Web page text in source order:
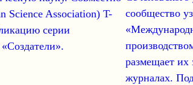
Science Association) T-
серии
«Создатели».
сообщество
размещает их
журналах.